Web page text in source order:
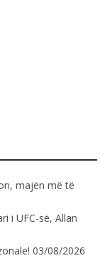
majën më të
i UFC-së, Allan
03/08/2026